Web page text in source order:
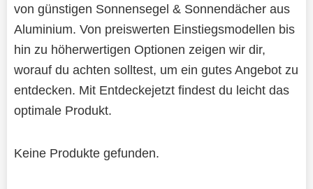
von günstigen Sonnensegel & Sonnendächer aus
Aluminium. Von preiswerten Einstiegsmodellen bis
hin zu höherwertigen Optionen zeigen wir dir,
worauf du achten solltest, um ein gutes Angebot zu
entdecken. Mit Entdeckejetzt findest du leicht das
optimale Produkt.
Keine Produkte gefunden.